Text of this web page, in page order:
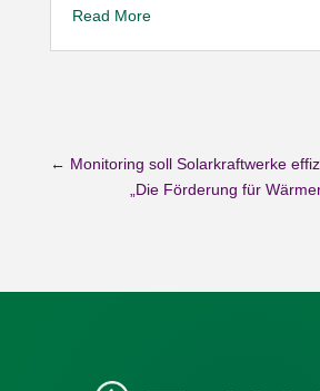
Read More
← Monitoring soll Solarkraftwerke
„Die Förderung für